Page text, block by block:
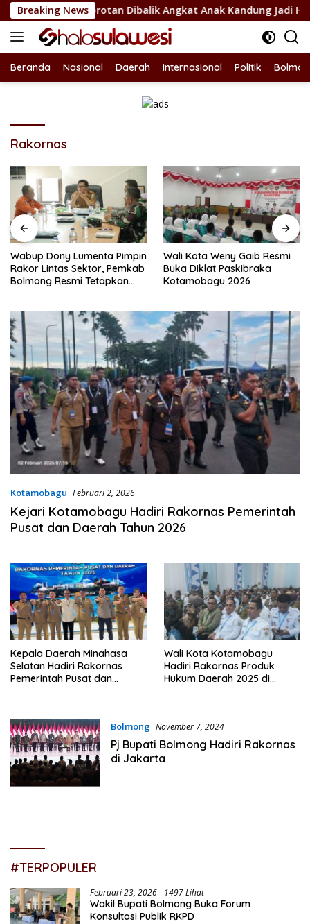
Langsung
ke
konten
Breaking News
Jadi Sorotan Dibalik Angkat Anak Kandung Jadi Honor
Beranda Nasional Daerah Internasional Politik
Rakornas
Wabup Dony Lumenta Pimpin
Rakor Lintas Sektor, Pemkab
Bolmong Resmi Tetapkan
Wali Kota Weny Gaib Resmi
Buka Diklat Paskibraka
Kotamobagu 2026
Kotamobagu Februari 2, 2026
Kejari Kotamobagu Hadiri Rakornas Pemerintah
Pusat dan Daerah Tahun 2026
Kepala Daerah Minahasa
Selatan Hadiri Rakornas
Pemerintah Pusat dan
Wali Kota Kotamobagu
Hadiri Rakornas Produk
Hukum Daerah 2025 di
Bolmong November 7, 2024
Pj Bupati Bolmong Hadiri Rakornas
di Jakarta
#TERPOPULER
Februari 23, 2026 1497 Lihat
Wakil Bupati Bolmong Buka Forum
Konsultasi Publik RKPD